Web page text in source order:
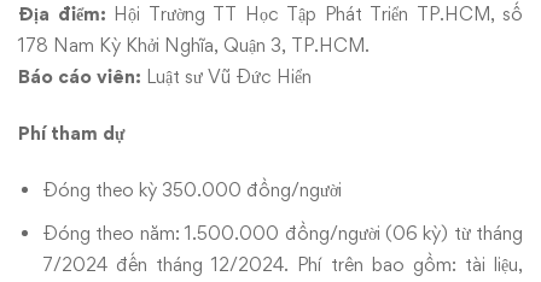
Địa điểm: Hội Trường TT Học Tập Phát Triển TP.HCM, số
178 Nam Kỳ Khởi Nghĩa, Quận 3, TP.HCM.
Báo cáo viên: Luật sư Vũ Đức Hiển
Phí tham dự
Đóng theo kỳ 350.000 đồng/người
Đóng theo năm: 1.500.000 đồng/người (06 kỳ) từ tháng
7/2024 đến tháng 12/2024. Phí trên bao gồm: tài liệu,